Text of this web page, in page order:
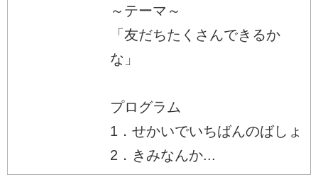
～テーマ～
「友だちたくさんできるか
な」
プログラム
1．せかいでいちばんのばしょ
2．きみなんか...